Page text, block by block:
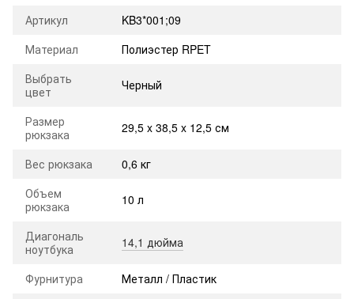
Артикул
KB3*001;09
Материал
Полиэстер RPET
Выбрать
цвет
Черный
Размер
рюкзака
29,5 x 38,5 x 12,5 см
Вес рюкзака
0,6 кг
Объем
рюкзака
10 л
Диагональ
ноутбука
14,1 дюйма
Фурнитура Металл / Пластик